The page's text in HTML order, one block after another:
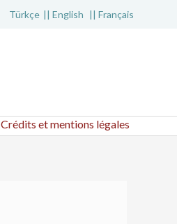
Türkçe English Français
Crédits et mentions légales